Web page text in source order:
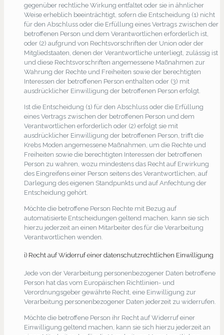
gegenüber rechtliche Wirkung entfaltet oder sie in ähnlicher
Weise erheblich beeinträchtigt, sofern die Entscheidung (1) nicht
für den Abschluss oder die Erfüllung eines Vertrags zwischen der
betroffenen Person und dem Verantwortlichen erforderlich ist,
oder (2) aufgrund von Rechtsvorschriften der Union oder der
Mitgliedstaaten, denen der Verantwortliche unterliegt, zulässig ist
und diese Rechtsvorschriften angemessene Maßnahmen zur
Wahrung der Rechte und Freiheiten sowie der berechtigten
Interessen der betroffenen Person enthalten oder (3) mit
ausdrücklicher Einwilligung der betroffenen Person erfolgt.
Ist die Entscheidung (1) für den Abschluss oder die Erfüllung
eines Vertrags zwischen der betroffenen Person und dem
Verantwortlichen erforderlich oder (2) erfolgt sie mit
ausdrücklicher Einwilligung der betroffenen Person, trifft die
Krebs Moden angemessene Maßnahmen, um die Rechte und
Freiheiten sowie die berechtigten Interessen der betroffenen
Person zu wahren, wozu mindestens das Recht auf Erwirkung
des Eingreifens einer Person seitens des Verantwortlichen, auf
Darlegung des eigenen Standpunkts und auf Anfechtung der
Entscheidung gehört.
Möchte die betroffene Person Rechte mit Bezug auf
automatisierte Entscheidungen geltend machen, kann sie sich
hierzu jederzeit an einen Mitarbeiter des für die Verarbeitung
Verantwortlichen wenden.
i) Recht auf Widerruf einer datenschutzrechtlichen Einwilligung
Jede von der Verarbeitung personenbezogener Daten betroffene
Person hat das vom Europäischen Richtlinien- und
Verordnungsgeber gewährte Recht, eine Einwilligung zur
Verarbeitung personenbezogener Daten jederzeit zu widerrufen.
Möchte die betroffene Person ihr Recht auf Widerruf einer
Einwilligung geltend machen, kann sie sich hierzu jederzeit an